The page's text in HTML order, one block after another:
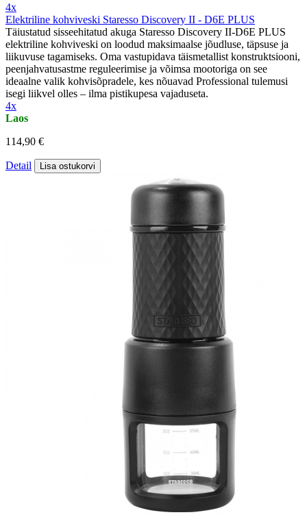
4x
Elektriline kohviveski Staresso Discovery II - D6E PLUS
Täiustatud sisseehitatud akuga Staresso Discovery II-D6E PLUS
elektriline kohviveski on loodud maksimaalse jõudluse, täpsuse ja
liikuvuse tagamiseks. Oma vastupidava täismetallist konstruktsiooni,
peenjahvatusastme reguleerimise ja võimsa mootoriga on see
ideaalne valik kohvisõpradele, kes nõuavad Professional tulemusi
isegi liikvel olles – ilma pistikupesa vajaduseta.
4x
Laos
114,90 €
Detail Lisa ostukorvi